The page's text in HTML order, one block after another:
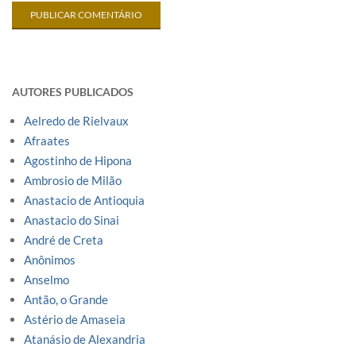
AUTORES PUBLICADOS
Aelredo de Rielvaux
Afraates
Agostinho de Hipona
Ambrosio de Milão
Anastacio de Antioquia
Anastacio do Sinai
André de Creta
Anônimos
Anselmo
Antão, o Grande
Astério de Amaseia
Atanásio de Alexandria